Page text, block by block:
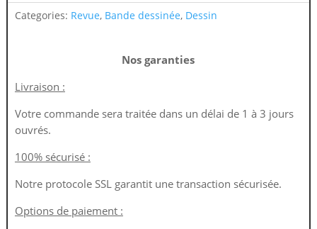
Categories: Revue, Bande dessinée, Dessin
Nos garanties
Livraison :
Votre commande sera traitée dans un délai de 1 à 3 jours
ouvrés.
100% sécurisé :
Notre protocole SSL garantit une transaction sécurisée.
Options de paiement :